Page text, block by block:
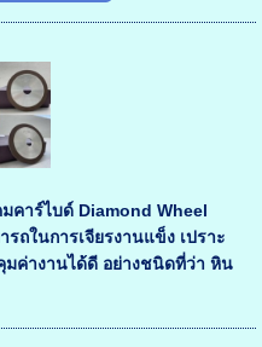
คาร์ไบด์ Diamond Wheel
ถในการเจียรงานแข็ง เปราะ
มค่างานได้ดี อย่างชนิดที่ว่า หิน